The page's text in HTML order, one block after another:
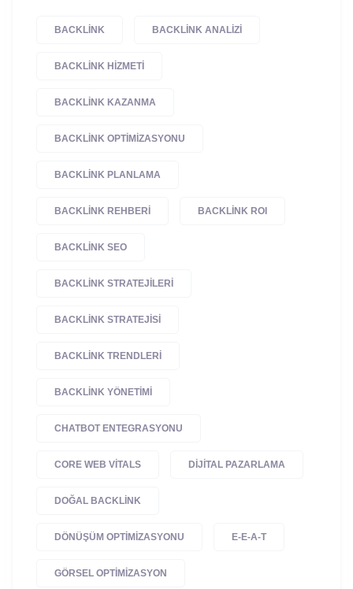
BACKLINK BACKLINK ANALIZI
BACKLINK HIZMETI
BACKLINK KAZANMA
BACKLINK OPTIMIZASYONU
BACKLINK PLANLAMA
BACKLINK REHBERI BACKLINK ROI
BACKLINK SEO
BACKLINK STRATEJILERI
BACKLINK STRATEJISI
BACKLINK TRENDLERI
BACKLINK YÖNETIMI
CHATBOT ENTEGRASYONU
CORE WEB VITALS DIJITAL PAZARLAMA
DOĞAL BACKLINK
DÖNÜŞÜM OPTIMIZASYONU E-E-A-T
GÖRSEL OPTIMIZASYON